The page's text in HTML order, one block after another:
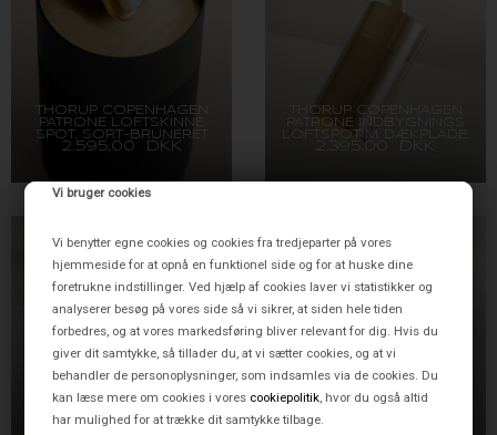
Vi bruger cookies
Vi benytter egne cookies og cookies fra tredjeparter på vores
hjemmeside for at opnå en funktionel side og for at huske dine
foretrukne indstillinger. Ved hjælp af cookies laver vi statistikker og
analyserer besøg på vores side så vi sikrer, at siden hele tiden
forbedres, og at vores markedsføring bliver relevant for dig. Hvis du
giver dit samtykke, så tillader du, at vi sætter cookies, og at vi
behandler de personoplysninger, som indsamles via de cookies. Du
kan læse mere om cookies i vores cookiepolitik , hvor du også altid
har mulighed for at trække dit samtykke tilbage.
THORUP COPENHAGEN
PATRONE LOFTSKINNE
SPOT, SORT-BRUNERET
MESSING, 120 MM
2.595,00 DKK
THORUP COPENHAGEN
PATRONE INDBYGNINGS
LOFTSPOT M. DÆKPLADE,
SOLID MESSING, 120 MM
2.395,00 DKK
THORUP COPENHAGEN
PATRONE INDBYGNINGS
LOFTSPOT M. DÆKPLADE,
BRUNERET MESSING, 120
2.595,00 DKK
THORUP COPENHAGEN
PATRONE INDBYGNINGS
LOFTSPOT M. DÆKPLADE,
SORT-BRUNERET
MESSING, 120 MM
2.595,00 DKK